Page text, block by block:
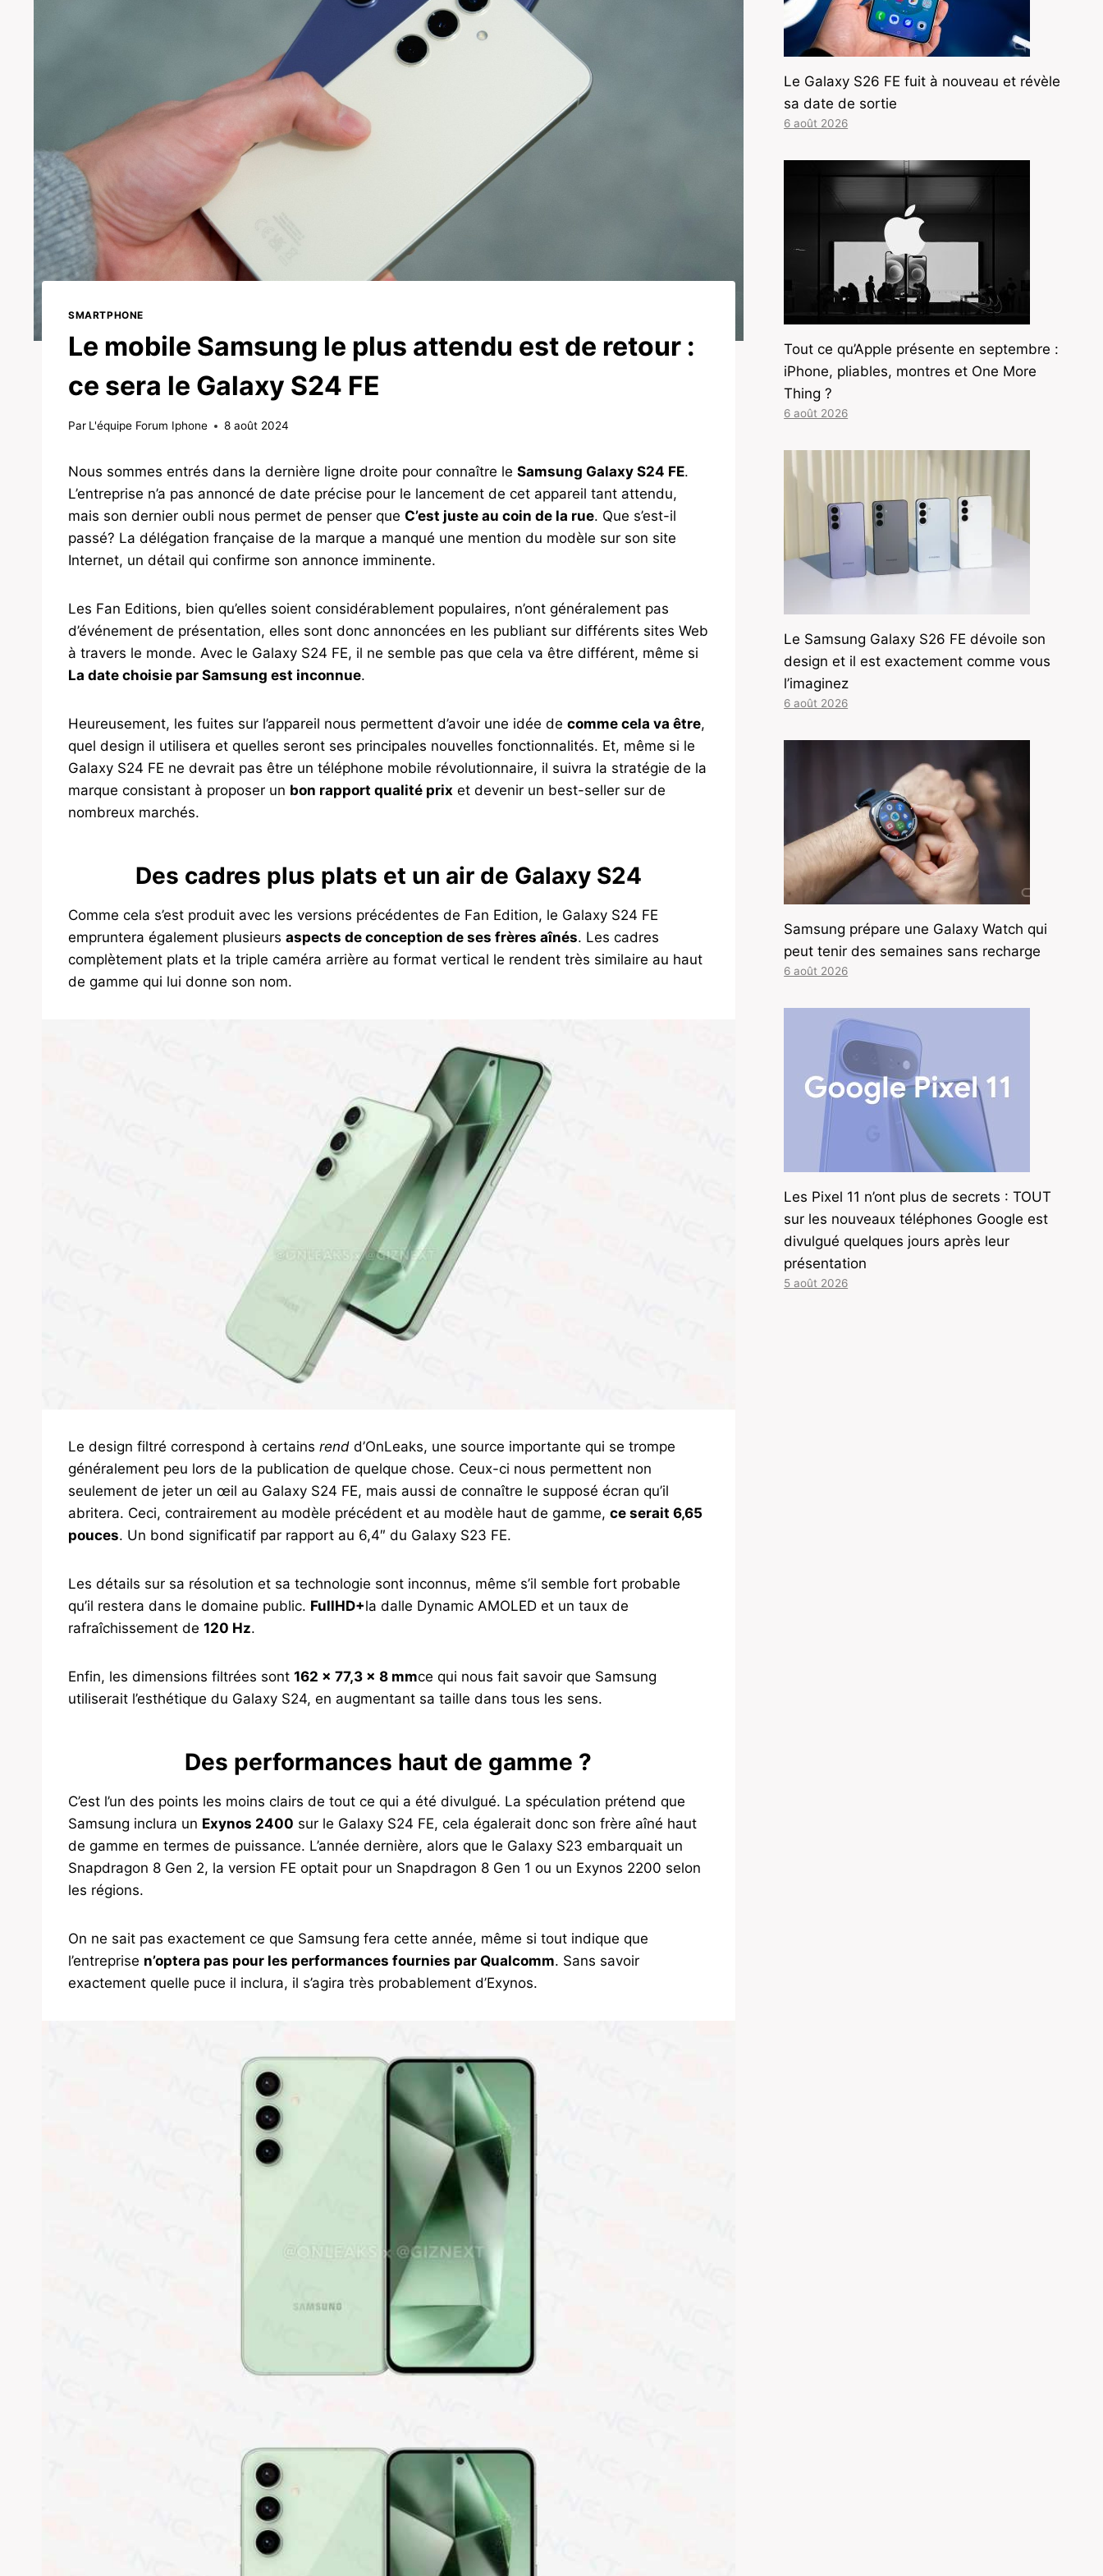
SMARTPHONE
Le mobile Samsung le plus attendu est de retour :
ce sera le Galaxy S24 FE
Par L'équipe Forum Iphone 8 août 2024
Nous sommes entrés dans la dernière ligne droite pour connaître le Samsung Galaxy S24 FE.
L’entreprise n’a pas annoncé de date précise pour le lancement de cet appareil tant attendu,
mais son dernier oubli nous permet de penser que C’est juste au coin de la rue. Que s’est-il
passé? La délégation française de la marque a manqué une mention du modèle sur son site
Internet, un détail qui confirme son annonce imminente.
Les Fan Editions, bien qu’elles soient considérablement populaires, n’ont généralement pas
d’événement de présentation, elles sont donc annoncées en les publiant sur différents sites Web
à travers le monde. Avec le Galaxy S24 FE, il ne semble pas que cela va être différent, même si
La date choisie par Samsung est inconnue.
Heureusement, les fuites sur l’appareil nous permettent d’avoir une idée de comme cela va être,
quel design il utilisera et quelles seront ses principales nouvelles fonctionnalités. Et, même si le
Galaxy S24 FE ne devrait pas être un téléphone mobile révolutionnaire, il suivra la stratégie de la
marque consistant à proposer un bon rapport qualité prix et devenir un best-seller sur de
nombreux marchés.
Des cadres plus plats et un air de Galaxy S24
Comme cela s’est produit avec les versions précédentes de Fan Edition, le Galaxy S24 FE
empruntera également plusieurs aspects de conception de ses frères aînés. Les cadres
complètement plats et la triple caméra arrière au format vertical le rendent très similaire au haut
de gamme qui lui donne son nom.
Le design filtré correspond à certains rend d’OnLeaks, une source importante qui se trompe
généralement peu lors de la publication de quelque chose. Ceux-ci nous permettent non
seulement de jeter un œil au Galaxy S24 FE, mais aussi de connaître le supposé écran qu’il
abritera. Ceci, contrairement au modèle précédent et au modèle haut de gamme, ce serait 6,65
pouces. Un bond significatif par rapport au 6,4″ du Galaxy S23 FE.
Les détails sur sa résolution et sa technologie sont inconnus, même s’il semble fort probable
qu’il restera dans le domaine public. FullHD+la dalle Dynamic AMOLED et un taux de
rafraîchissement de 120 Hz.
Enfin, les dimensions filtrées sont 162 x 77,3 x 8 mmce qui nous fait savoir que Samsung
utiliserait l’esthétique du Galaxy S24, en augmentant sa taille dans tous les sens.
Des performances haut de gamme ?
C’est l’un des points les moins clairs de tout ce qui a été divulgué. La spéculation prétend que
Samsung inclura un Exynos 2400 sur le Galaxy S24 FE, cela égalerait donc son frère aîné haut
de gamme en termes de puissance. L’année dernière, alors que le Galaxy S23 embarquait un
Snapdragon 8 Gen 2, la version FE optait pour un Snapdragon 8 Gen 1 ou un Exynos 2200 selon
les régions.
On ne sait pas exactement ce que Samsung fera cette année, même si tout indique que
l’entreprise n’optera pas pour les performances fournies par Qualcomm. Sans savoir
exactement quelle puce il inclura, il s’agira très probablement d’Exynos.
Le Galaxy S26 FE fuit à nouveau et révèle
sa date de sortie
6 août 2026
Tout ce qu’Apple présente en septembre :
iPhone, pliables, montres et One More
Thing ?
6 août 2026
Le Samsung Galaxy S26 FE dévoile son
design et il est exactement comme vous
l’imaginez
6 août 2026
Samsung prépare une Galaxy Watch qui
peut tenir des semaines sans recharge
6 août 2026
Les Pixel 11 n’ont plus de secrets : TOUT
sur les nouveaux téléphones Google est
divulgué quelques jours après leur
présentation
5 août 2026